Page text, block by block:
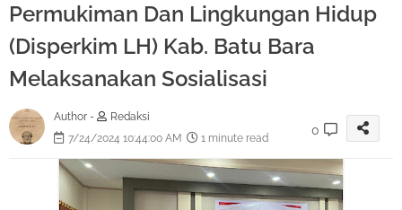
Permukiman Dan Lingkungan Hidup
(Disperkim LH) Kab. Batu Bara
Melaksanakan Sosialisasi
Author -
Redaksi
7/24/2024 10:44:00 AM
1 minute read
0